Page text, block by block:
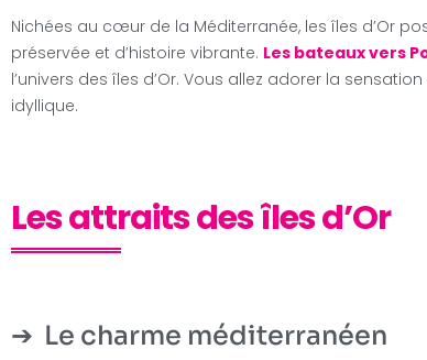
Nichées au cœur de la Méditerranée, les îles d’Or
préservée et d’histoire vibrante. Les bateaux vers
l’univers des îles d’Or. Vous allez adorer la
idyllique.
Les attraits des îles d’Or
Le charme méditerranéen